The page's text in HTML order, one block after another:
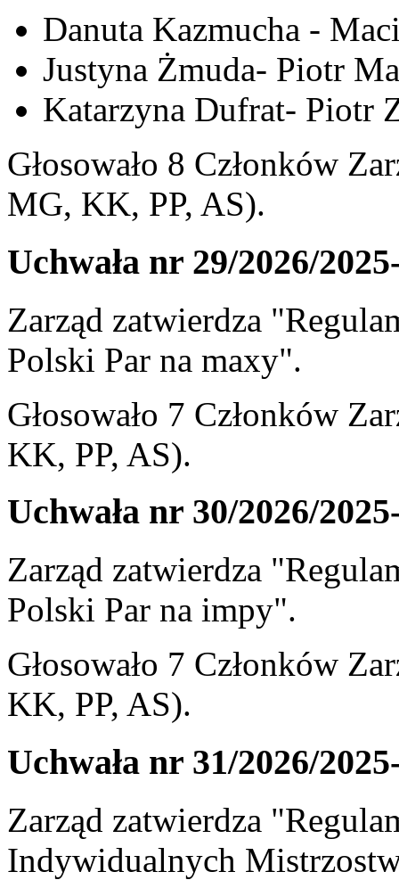
Danuta Kazmucha -
Justyna Żmuda- Piotr
Katarzyna Dufrat- Piotr
Głosowało 8 Członków
MG, KK, PP, AS).
Uchwała nr 29/2026/
Zarząd zatwierdza
Polski Par na maxy".
Głosowało 7 Członków
KK, PP, AS).
Uchwała nr 30/2026/
Zarząd zatwierdza
Polski Par na impy".
Głosowało 7 Członków
KK, PP, AS).
Uchwała nr 31/2026/
Zarząd zatwierdza
Indywidualnych